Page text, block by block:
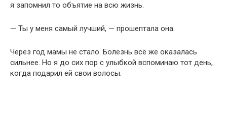
я запомнил то объятие на всю жизнь.
— Ты у меня самый лучший, — прошептала она.
Через год мамы не стало. Болезнь всё же оказалась
сильнее. Но я до сих пор с улыбкой вспоминаю тот день,
когда подарил ей свои волосы.